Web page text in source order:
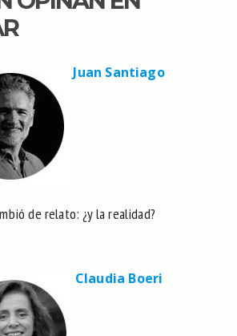
Juan Santiago
de relato: ¿y la realidad?
Claudia Boeri